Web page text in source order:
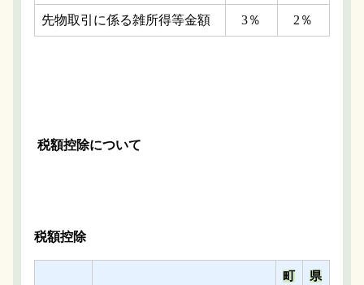
先物取引に係る雑所得等金額 3％ 2％
税額控除について
税額控除
町
県